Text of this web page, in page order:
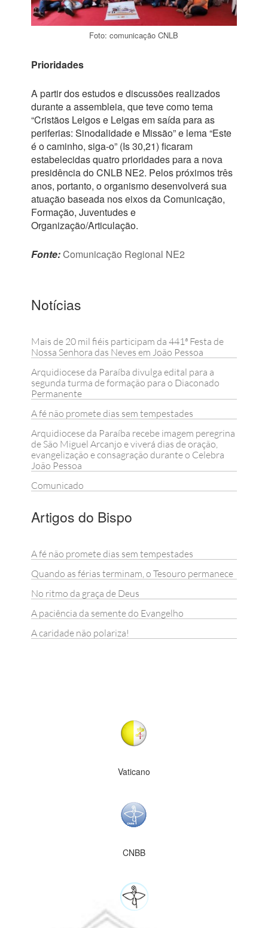
Foto: comunicação CNLB
Prioridades
A partir dos estudos e discussões realizados
durante a assembleia, que teve como tema
“Cristãos Leigos e Leigas em saída para as
periferias: Sinodalidade e Missão” e lema “Este
é o caminho, siga-o” (Is 30,21) ficaram
estabelecidas quatro prioridades para a nova
presidência do CNLB NE2. Pelos próximos três
anos, portanto, o organismo desenvolverá sua
atuação baseada nos eixos da Comunicação,
Formação, Juventudes e
Organização/Articulação.
Fonte:Comunicação Regional NE2
Notícias
Mais de 20 mil fiéis participam da 441ª Festa de
Nossa Senhora das Neves em João Pessoa
Arquidiocese da Paraíba divulga edital para a
segunda turma de formação para o Diaconado
Permanente
A fé não promete dias sem tempestades
Arquidiocese da Paraíba recebe imagem peregrina
de São Miguel Arcanjo e viverá dias de oração,
evangelização e consagração durante o Celebra
João Pessoa
Comunicado
Artigos do Bispo
A fé não promete dias sem tempestades
Quando as férias terminam, o Tesouro permanece
No ritmo da graça de Deus
A paciência da semente do Evangelho
A caridade não polariza!
Vaticano
CNBB